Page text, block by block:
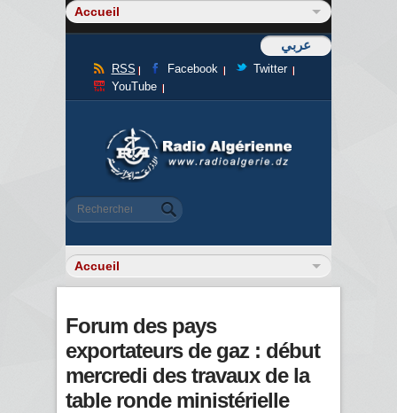
عربي
RSS Facebook
Twitter
YouTube
Formulaire de recherche
Rechercher
Forum des pays
exportateurs de gaz : début
mercredi des travaux de la
table ronde ministérielle